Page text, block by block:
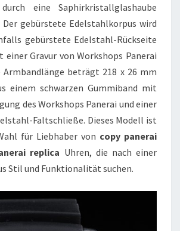
eine Saphirkristallglashaube
gebürstete Edelstahlkorpus wird
gebürstete Edelstahl-Rückseite
Gravur von Workshops Panerai
beträgt 218 x 26 mm
einem schwarzen Gummiband mit
des Workshops Panerai und einer
Faltschließe. Dieses Modell ist
für Liebhaber von copy panerai
replica Uhren, die nach einer
Stil und Funktionalität suchen.